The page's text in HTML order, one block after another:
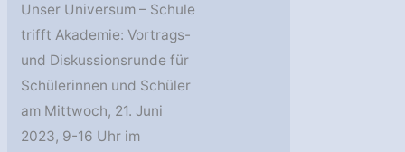
Unser Universum – Schule
trifft Akademie: Vortrags-
und Diskussionsrunde für
Schülerinnen und Schüler
am Mittwoch, 21. Juni
2023, 9-16 Uhr im